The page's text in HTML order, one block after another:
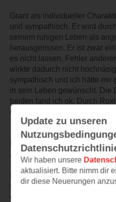
Grant als individueller
und sympathisch. Er wird
seinem ruhigen Leben als
herausgerissen. Er ist zwar
es nicht lassen, Fehler
wirkte dadurch nicht
sympathisch und ich hätte mir
in sein Leben gewünscht. Die
beiden fand ich ok. Durch
dieses Prickeln zwischen
Die Krimi Anteile waren
auch wenn man ganz klar
Szenen extrem unrealistisch
Einführung von zwei
seltsam. Gemeinsam müssen
eines Serienmörderrings, der
Update zu unseren
Wir haben unsere
aktualisiert. Bitte nimm dir
dir diese Neuerungen